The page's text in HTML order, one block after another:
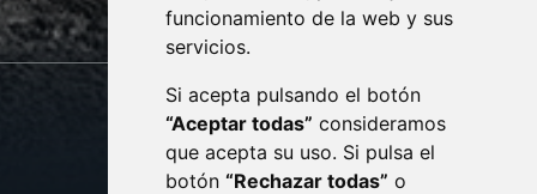
funcionamiento de la web y sus
servicios.
Si acepta pulsando el botón
“Aceptar todas” consideramos
que acepta su uso. Si pulsa el
botón “Rechazar todas” o
monzon.es
CONTACTO
AVISO LEGAL
PROTECCIÓN DE DATOS
POLÍTICA DE COOKIES